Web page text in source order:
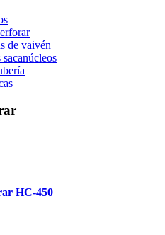
de vaivén
HC-450